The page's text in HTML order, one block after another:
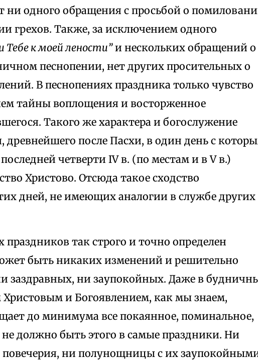
ни одного обращения с просьбой о
грехов. Также, за исключением одного
Тебе к моей лености”и нескольких обращений о
песнопении, нет других просительных о
В песнопениях праздника только чувство
тайны воплощения и восторженное
Такого же характера и богослужение
древнейшего после Пасхи, в один день с
четверти IV в. (по местам и в V в.)
Христово. Отсюда такое сходство
дней, не имеющих аналогии в службе других
так строго и точно определен
быть никаких изменений и решительно
заздравных, ни заупокойных. Даже в
и Богоявлением, как мы знаем,
до минимума все покаянное, поминальное,
не должно быть этого в самые праздники. Ни
повечерия, ни полунощницы с их